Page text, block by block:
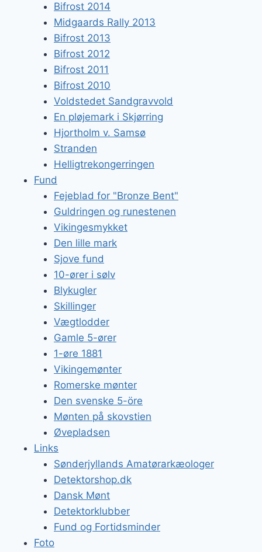
Bifrost 2014
Midgaards Rally 2013
Bifrost 2013
Bifrost 2012
Bifrost 2011
Bifrost 2010
Voldstedet Sandgravvold
En pløjemark i Skjørring
Hjortholm v. Samsø
Stranden
Helligtrekongerringen
Fund
Fejeblad for "Bronze Bent"
Guldringen og runestenen
Vikingesmykket
Den lille mark
Sjove fund
10-ører i sølv
Blykugler
Skillinger
Vægtlodder
Gamle 5-ører
1-øre 1881
Vikingemønter
Romerske mønter
Den svenske 5-öre
Mønten på skovstien
Øvepladsen
Links
Sønderjyllands Amatørarkæologer
Detektorshop.dk
Dansk Mønt
Detektorklubber
Fund og Fortidsminder
Foto